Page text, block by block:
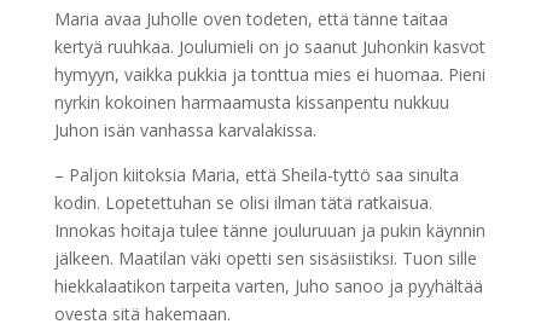
Maria avaa Juholle oven todeten, että tänne taitaa
kertyä ruuhkaa. Joulumieli on jo saanut Juhonkin kasvot
hymyyn, vaikka pukkia ja tonttua mies ei huomaa. Pieni
nyrkin kokoinen harmaamusta kissanpentu nukkuu
Juhon isän vanhassa karvalakissa.
– Paljon kiitoksia Maria, että Sheila-tyttö saa sinulta
kodin. Lopetettuhan se olisi ilman tätä ratkaisua.
Innokas hoitaja tulee tänne jouluruuan ja pukin käynnin
jälkeen. Maatilan väki opetti sen sisäsiistiksi. Tuon sille
hiekkalaatikon tarpeita varten, Juho sanoo ja pyyhältää
ovesta sitä hakemaan.